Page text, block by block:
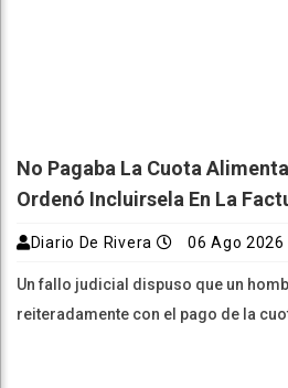
No Pagaba La Cuota
Ordenó Incluirsela En La
Diario De Rivera 06 Ago 2026
Un fallo judicial dispuso que un
reiteradamente con el pago de la